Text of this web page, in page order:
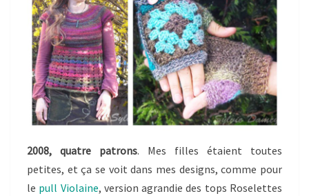
2008, quatre patrons. Mes filles étaient toutes
petites, et ça se voit dans mes designs, comme pour
le pull Violaine, version agrandie des tops Roselettes